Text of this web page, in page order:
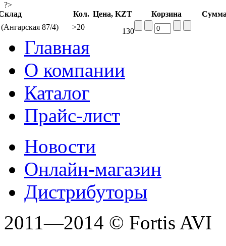
?>
Кол. Цена, KZT Корзина
87/4)
>20 130
Главная
О компании
Каталог
Прайс-лист
Новости
Онлайн-магазин
Дистрибуторы
2011—2014 © Fortis AVI